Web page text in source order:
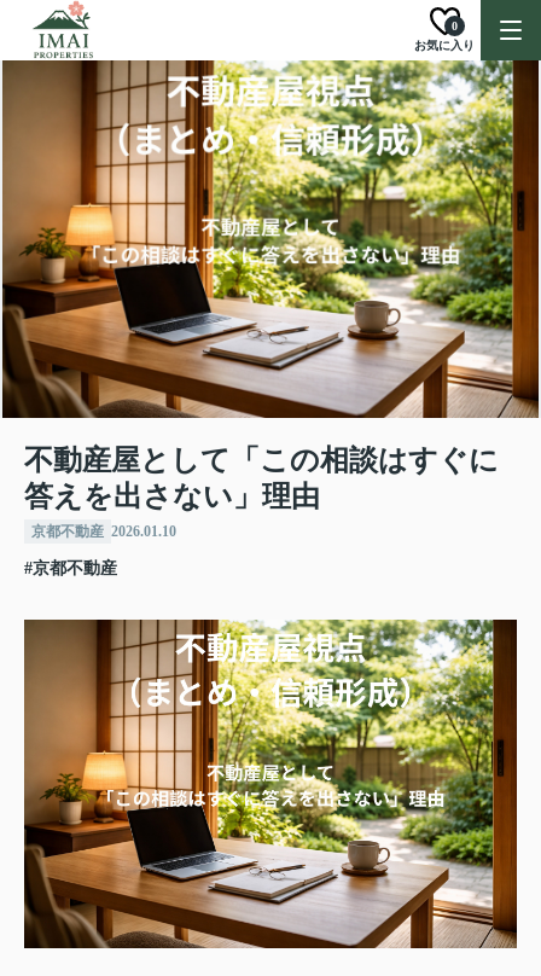
お気に入り
0
不動産屋として「この相談はすぐに
答えを出さない」理由
京都不動産 2026.01.10
#京都不動産